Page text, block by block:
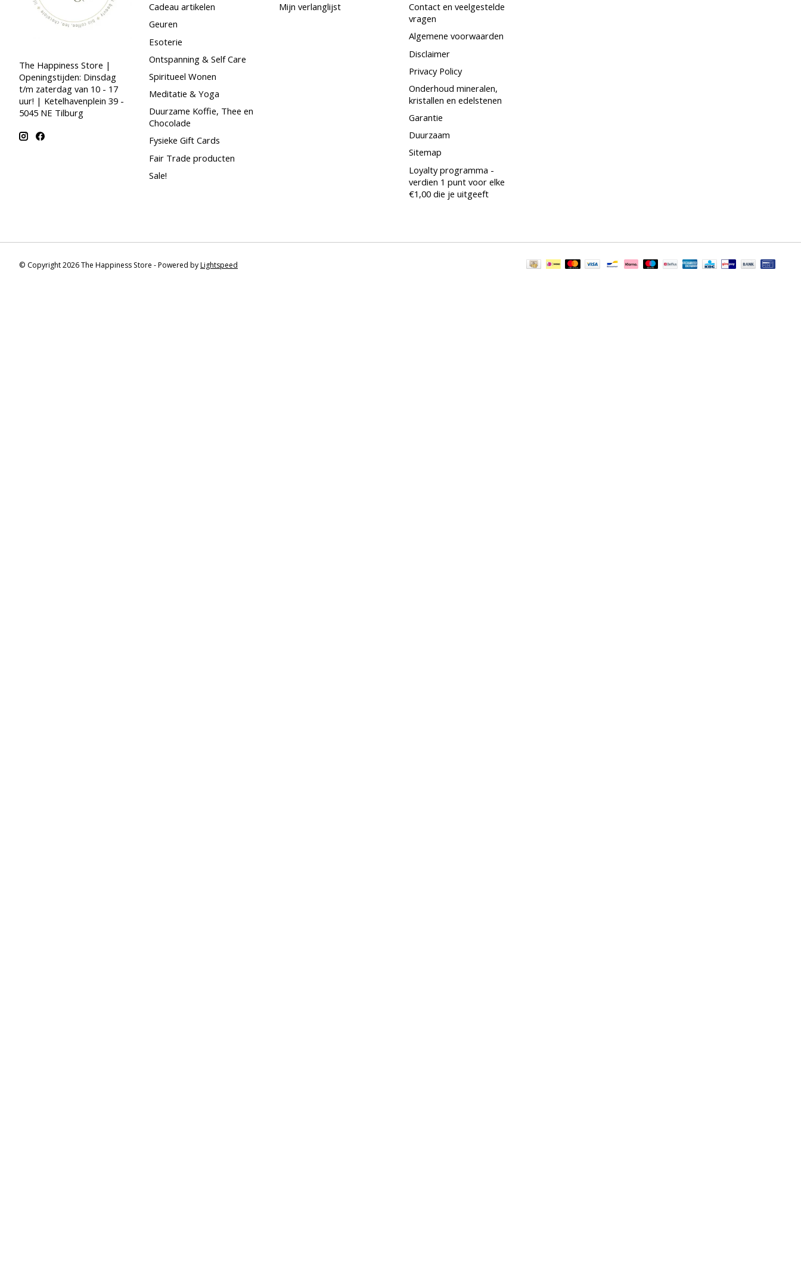
The Happiness Store |
Openingstijden: Dinsdag
t/m zaterdag van 10 - 17
uur! | Ketelhavenplein 39 -
5045 NE Tilburg
Cadeau artikelen
Geuren
Esoterie
Ontspanning & Self Care
Spiritueel Wonen
Meditatie & Yoga
Duurzame Koffie, Thee en
Chocolade
Fysieke Gift Cards
Fair Trade producten
Sale!
Mijn verlanglijst
Contact en veelgestelde
vragen
Algemene voorwaarden
Disclaimer
Privacy Policy
Onderhoud mineralen,
kristallen en edelstenen
Garantie
Duurzaam
Sitemap
Loyalty programma -
verdien 1 punt voor elke
€1,00 die je uitgeeft
© Copyright 2026 The Happiness Store - Powered byLightspeed